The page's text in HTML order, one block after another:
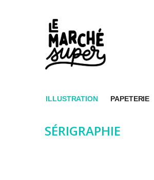
ILLUSTRATION PAPETERIE
SÉRIGRAPHIE